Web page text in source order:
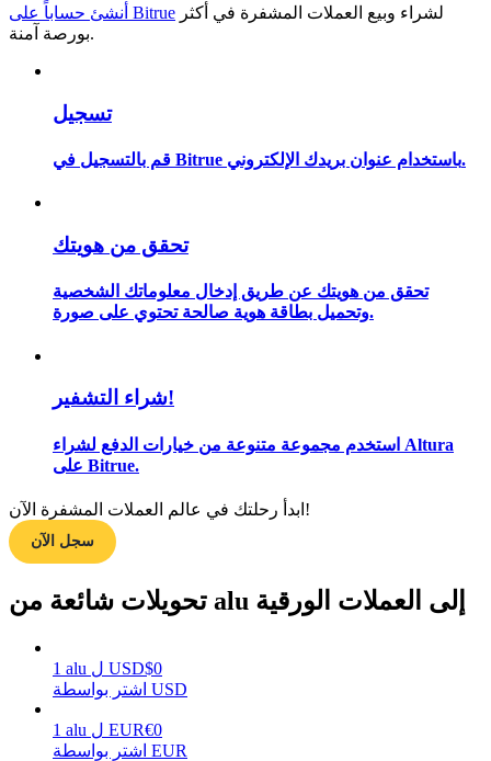
معلومة
مرشد
استراتيجيات التداول
تعلم كيفية البقاء مربحة
أنشئ حساباً على Bitrue
بورصة آمنة.
تسجيل
قم بالتسجيل في Bitrue باستخدام عنوان بريدك الإلكتروني.
تحقق من هويتك
تحقق من هويتك عن طريق إدخال معلوماتك الشخصية
وتحميل بطاقة هوية صالحة تحتوي على صورة.
شراء التشفير!
استخدم مجموعة متنوعة من خيارات الدفع لشراء Altura
على Bitrue.
ابدأ رحلتك في عالم العملات المشفرة الآن!
سجل الآن
تحويلات شائعة من alu إلى العملات الورقية
1 alu ل USD$0
اشتر بواسطة USD
1 alu ل EUR€0
اشتر بواسطة EUR